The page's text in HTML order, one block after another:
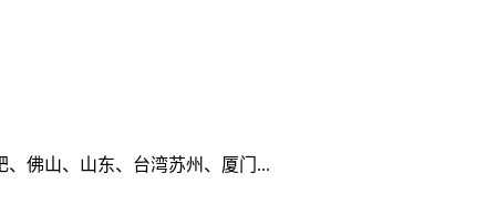
佛山、山东、台湾苏州、厦门...